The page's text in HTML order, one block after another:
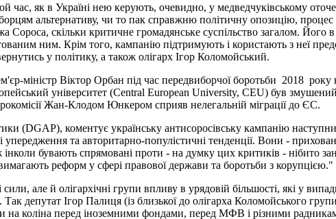
час, як в Україні нею керують, очевидно, у медведчуківському
альтернативу, чи то пак справжню політичну опозицію,
Сороса, скільки критичне громадянське суспільство загалом. Його
ним. Крім того, кампанію підтримують і користають з неї
у політику, а також олігарх Ігор Коломойський.
міністр Віктор Орбан під час передвиборчої боротьби 2018 року
університет (Central European University, CEU) був змушений
Жан-Клодом Юнкером сприяв нелегальній міграції до ЄС.
(DGAP), коментує українську антисоросівську кампанію
та авторитарно-популістичні тенденції. Вони -
бувають спрямовані проти - на думку цих критиків - нібито
реформ у сфері правової держави та боротьби з корупцією."
але й олігархічні групи впливу в урядовій більшості, які у
депутат Ігор Палиця (із близької до олігарха Коломойського
на коліна перед іноземними фондами, перед МФВ і різними